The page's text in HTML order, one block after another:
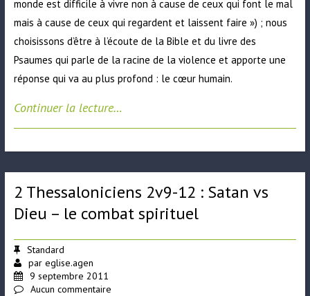
monde est difficile à vivre non à cause de ceux qui font le mal
mais à cause de ceux qui regardent et laissent faire ») ; nous
choisissons d’être à l’écoute de la Bible et du livre des
Psaumes qui parle de la racine de la violence et apporte une
réponse qui va au plus profond : le cœur humain.
Continuer la lecture…
2 Thessaloniciens 2v9-12 : Satan vs
Dieu – le combat spirituel
Standard
par eglise.agen
9 septembre 2011
Aucun commentaire